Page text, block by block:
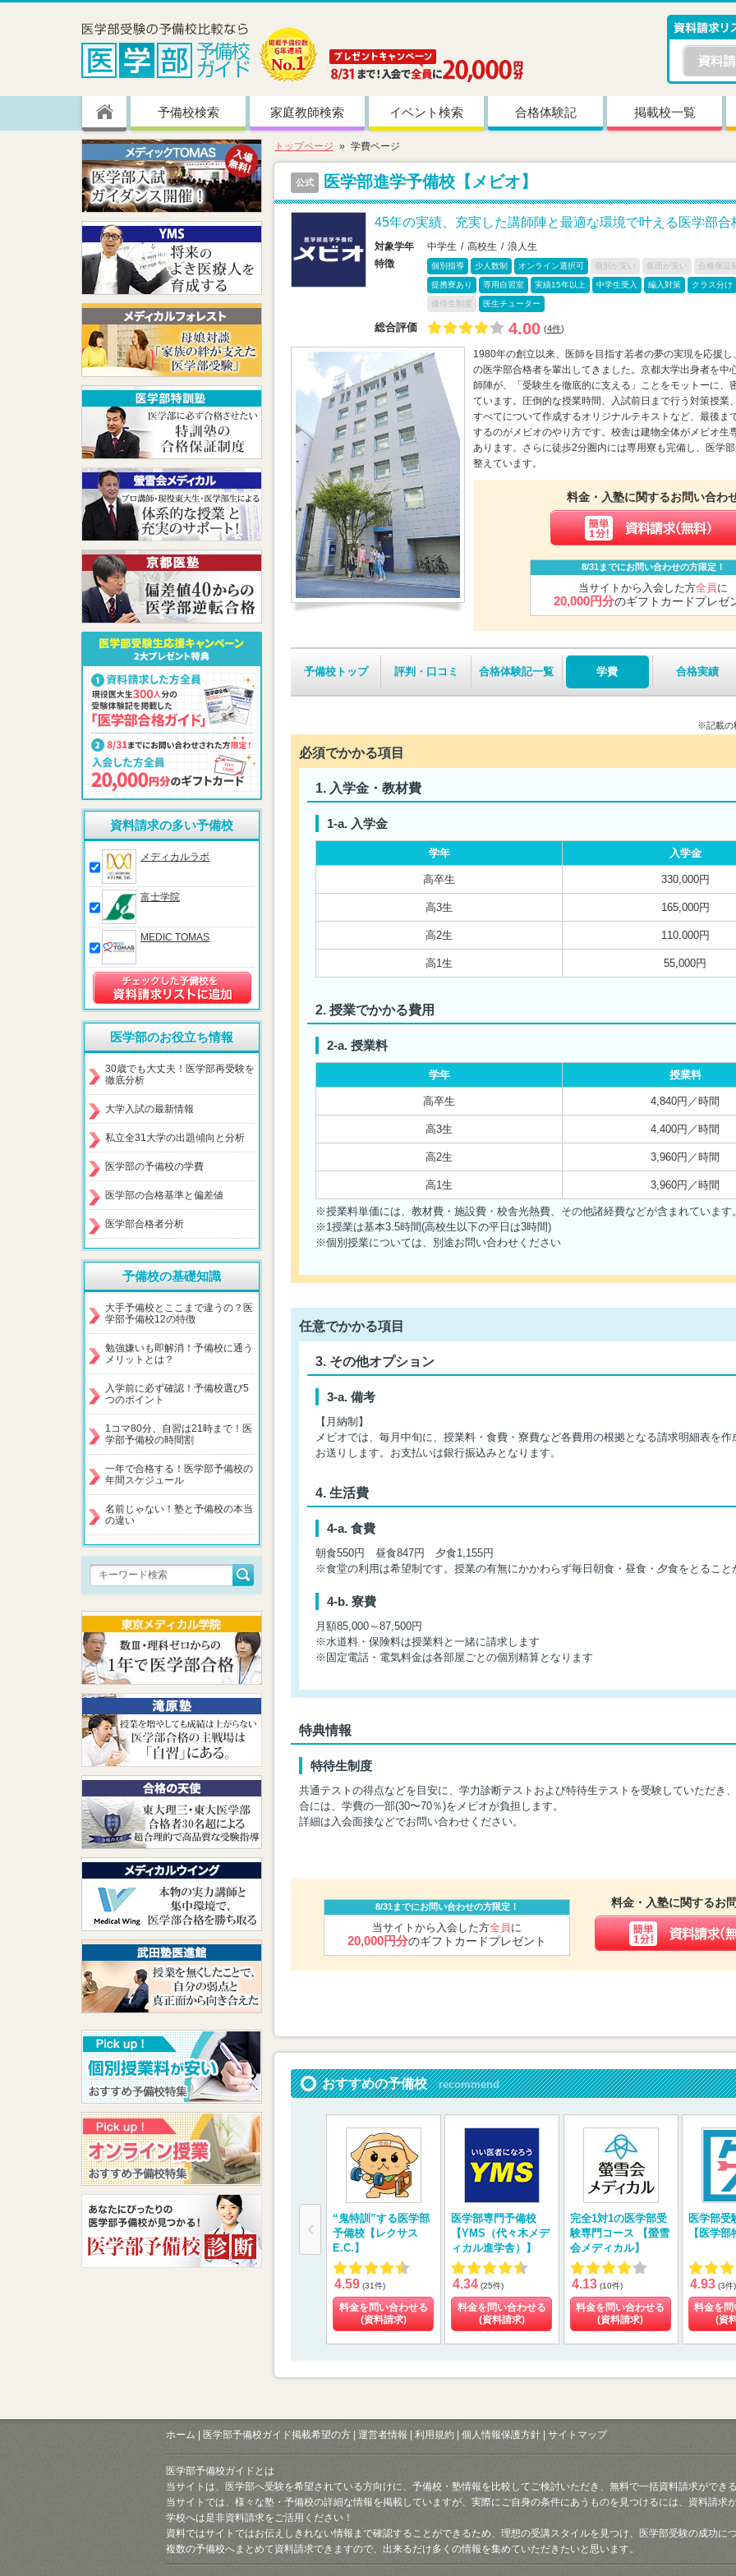
予備校検索 家庭教師検索 イベント検索 合格体験記 掲載校一覧
トップページ 学費ページ
公式 医学部進学予備校【メビオ】
45年の実績、充実した講師陣と最適な環境で叶える医学部合
対象学年 中学生 高校生
浪人生
特徴
個別指導 少人数制 オンライン選択可 個別が安い 集団が安い 合格保証
提携寮あり 専用自習室 実績15年以上 中学生受入 編入対策 クラス分け
優待生制度 医生チューター
総合評価 4.00 (4件)
1980年の創立以来、医師を目指す若者の夢の実現を応援し
の医学部合格者を輩出してきました。京都大学出身者を中
師陣が、「受験生を徹底的に支える」ことをモットーに、
ています。圧倒的な授業時間、入試前日まで行う対策授業
すべてについて作成するオリジナルテキストなど、最後ま
するのがメビオのやり方です。校舎は建物全体がメビオ生
あります。さらに徒歩2分圏内には専用寮も完備し、医学
整えています。
8/31までにお問い合わせの方限定！
当サイトから入会した方全員 に
20,000円分のギフトカードプレゼ
料金・入塾に関するお問い合わ
予備校トップ 評判・口コミ 合格体験記一覧 学費 合格実績
※記載の
必須でかかる項目
入学金・教材費
入学金
学年 入学金
高卒生 330,000円
高3生 165,000円
高2生 110,000円
高1生 55,000円
授業でかかる費用
授業料
学年 授業料
高卒生 4,840円／時間
高3生 4,400円／時間
高2生 3,960円／時間
高1生 3,960円／時間
※授業料単価には、教材費・施設費・校舎光熱費、その他諸経費などが含まれています。
※1授業は基本3.5時間(高校生以下の平日は3時間)
※個別授業については、別途お問い合わせください
任意でかかる項目
その他オプション
備考
【月納制】
メビオでは、毎月中旬に、授業料・食費・寮費など各費用の根拠となる請求明細表を作
お送りします。お支払いは銀行振込みとなります。
生活費
食費
朝食550円 昼食847円 夕食1,155円
※食堂の利用は希望制です。授業の有無にかかわらず毎日朝食・昼食・夕食をとること
寮費
月額85,000～87,500円
※水道料・保険料は授業料と一緒に請求します
※固定電話・電気料金は各部屋ごとの個別精算となります
特典情報
特待生制度
共通テストの得点などを目安に、学力診断テストおよび特待生テストを受験していただき
合には、学費の一部(30〜70％)をメビオが負担します。
詳細は入会面接などでお問い合わせください。
8/31までにお問い合わせの方限定！
当サイトから入会した方全員 に
20,000円分のギフトカードプレゼント
料金・入塾に関するお
おすすめの予備校 recommend
“鬼特訓”する医学部
予備校【レクサス
E.C.】
4.59 (31件)
料金を問い合わせる
(資料請求)
医学部専門予備校
【YMS（代々木メデ
ィカル進学舎）】
4.34 (25件)
料金を問い合わせる
(資料請求)
完全1対1の医学部受
験専門コース 【螢雪
会メディカル】
4.13 (10件)
料金を問い合わせる
(資料請求)
医学部受
【医学部
4.93 (3件)
料金を問
(資
資料請求の多い予備校
メディカルラボ
富士学院
MEDIC TOMAS
医学部のお役立ち情報
30歳でも大丈夫！医学部再受験を
徹底分析
大学入試の最新情報
私立全31大学の出題傾向と分析
医学部の予備校の学費
医学部の合格基準と偏差値
医学部合格者分析
予備校の基礎知識
大手予備校とここまで違うの？医
学部予備校12の特徴
勉強嫌いも即解消！予備校に通う
メリットとは？
入学前に必ず確認！予備校選び5
つのポイント
1コマ80分、自習は21時まで！医
学部予備校の時間割
一年で合格する！医学部予備校の
年間スケジュール
名前じゃない！塾と予備校の本当
の違い
ホーム 医学部予備校ガイド掲載希望の方 運営者情報 利用規約 個人情報保護方針 サイトマップ
医学部予備校ガイドとは
当サイトは、医学部へ受験を希望されている方向けに、予備校・塾情報を比較してご検討いただき、無料で一括資料請求ができ
当サイトでは、様々な塾・予備校の詳細な情報を掲載していますが、実際にご自身の条件にあうものを見つけるには、資料請求
学校へは是非資料請求をご活用ください！
資料ではサイトではお伝えしきれない情報まで確認することができるため、理想の受講スタイルを見つけ、医学部受験の成功に
複数の予備校へまとめて資料請求できますので、出来るだけ多くの情報を集めていただきたいと思います。